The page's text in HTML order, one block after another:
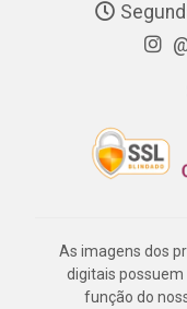
As imagens dos
digitais
função do